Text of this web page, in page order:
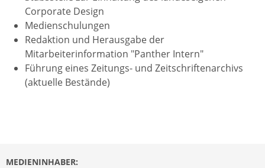
Corporate Design
Medienschulungen
Redaktion und Herausgabe der
Mitarbeiterinformation "Panther Intern"
Führung eines Zeitungs- und Zeitschriftenarchivs
(aktuelle Bestände)
MEDIENINHABER: